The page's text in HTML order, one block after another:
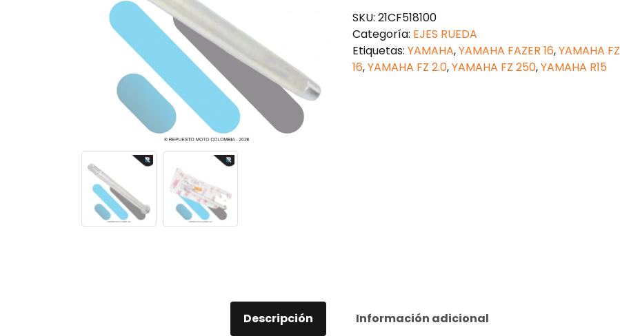
FZ
16
cantidad
SKU: 21CF518100
Categoría: EJES RUEDA
Etiquetas: YAMAHA,YAMAHA FAZER 16,YAMAHA FZ
16,YAMAHA FZ 2.0,YAMAHA FZ 250,YAMAHA R15
Descripción Información adicional